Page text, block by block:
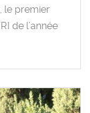
le premier
de l’année